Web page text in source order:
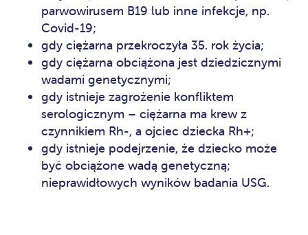
parwowirusem B19 lub inne infekcje, np.
Covid-19;
gdy ciężarna przekroczyła 35. rok życia;
gdy ciężarna obciążona jest dziedzicznymi
wadami genetycznymi;
gdy istnieje zagrożenie konfliktem
serologicznym – ciężarna ma krew z
czynnikiem Rh-, a ojciec dziecka Rh+;
gdy istnieje podejrzenie, że dziecko może
być obciążone wadą genetyczną;
nieprawidłowych wyników badania USG.